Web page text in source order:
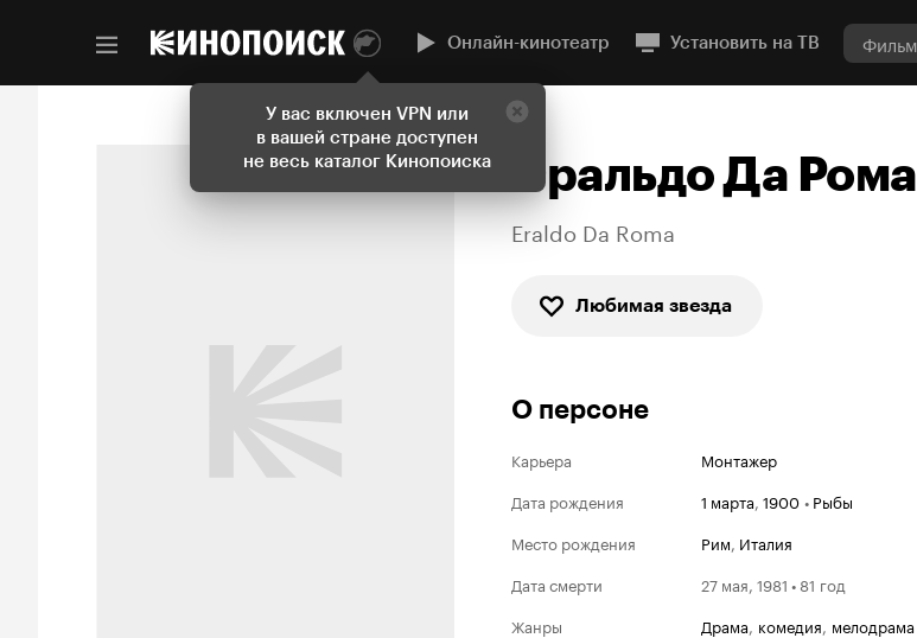
У вас включен VPN или
в вашей стране доступен
не весь каталог Кинопоиска
Онлайн-кинотеатр Установить на ТВ
Эральдо Да Рома
Eraldo Da Roma
Любимая звезда
О персоне
Карьера
Монтажер
Дата рождения
1 марта, 1900 • Рыбы
Место рождения
Рим, Италия
Дата смерти
27 мая, 1981 • 81 год
Жанры
драма, комедия, мелодрама